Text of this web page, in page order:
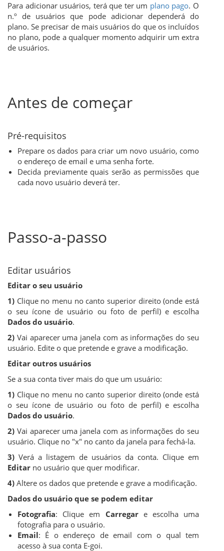
Para adicionar usuários, terá que ter um plano pago. O
n.º de usuários que pode adicionar dependerá do
plano. Se precisar de mais usuários do que os incluídos
no plano, pode a qualquer momento adquirir um extra
de usuários.
Antes de começar
Pré-requisitos
Prepare os dados para criar um novo usuário, como
o endereço de email e uma senha forte.
Decida previamente quais serão as permissões que
cada novo usuário deverá ter.
Passo-a-passo
Editar usuários
Editar o seu usuário
1) Clique no menu no canto superior direito (onde está
o seu ícone de usuário ou foto de perfil) e escolha
Dados do usuário.
2) Vai aparecer uma janela com as informações do seu
usuário. Edite o que pretende e grave a modificação.
Editar outros usuários
Se a sua conta tiver mais do que um usuário:
1) Clique no menu no canto superior direito (onde está
o seu ícone de usuário ou foto de perfil) e escolha
Dados do usuário.
2) Vai aparecer uma janela com as informações do seu
usuário. Clique no "x" no canto da janela para fechá-la.
3) Verá a listagem de usuários da conta. Clique em
Editar no usuário que quer modificar.
4) Altere os dados que pretende e grave a modificação.
Dados do usuário que se podem editar
Fotografia: Clique em Carregare escolha uma
fotografia para o usuário.
Email: É o endereço de email com o qual tem
acesso à sua conta E-goi.